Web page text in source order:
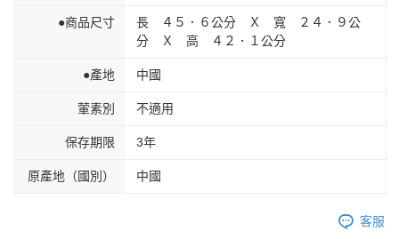
●商品尺寸
長 ４５．６公分 Ｘ 寬 ２４．９公
分 Ｘ 高 ４２．１公分
●產地 中國
葷素別 不適用
保存期限 3年
原產地（國別） 中國
客服